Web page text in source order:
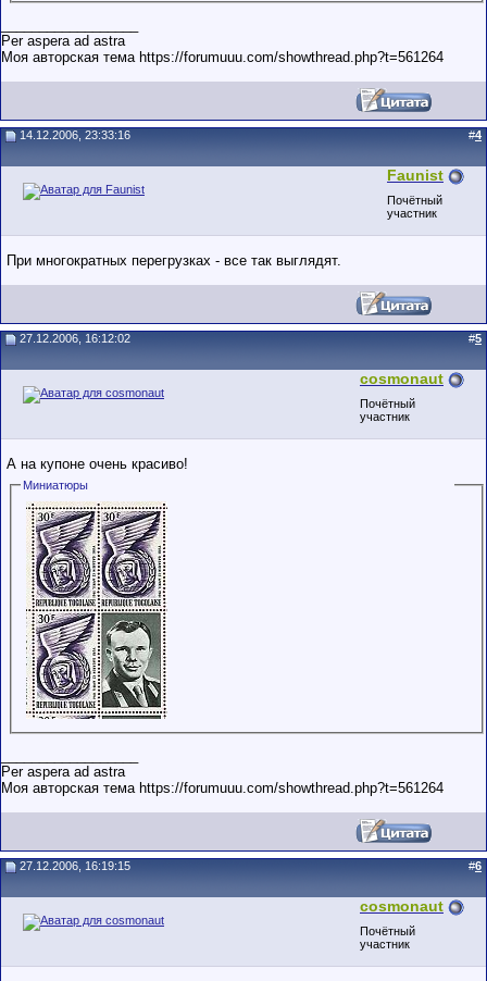
Per aspera ad astra
Моя авторская тема https://forumuuu.com/showthread.php?t=561264
14.12.2006, 23:33:16 #4
Faunist
Почётный
участник
При многократных перегрузках - все так выглядят.
27.12.2006, 16:12:02 #5
cosmonaut
Почётный
участник
А на купоне очень красиво!
Миниатюры
Per aspera ad astra
Моя авторская тема https://forumuuu.com/showthread.php?t=561264
27.12.2006, 16:19:15 #6
cosmonaut
Почётный
участник